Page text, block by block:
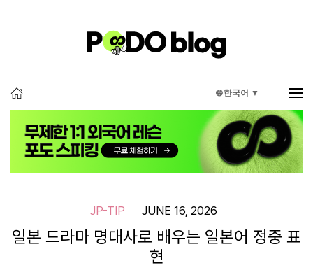
🌐 한국어 ▼
JP-TIP JUNE 16, 2026
일본 드라마 명대사로 배우는 일본어 정중 표
현